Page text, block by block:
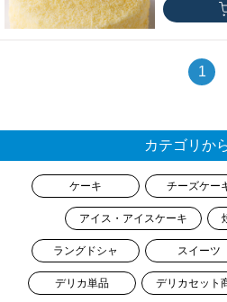
1
カテゴリか
ケーキ チーズケー
アイス・アイスケーキ
ラングドシャ スイーツ
デリカ単品 デリカセット